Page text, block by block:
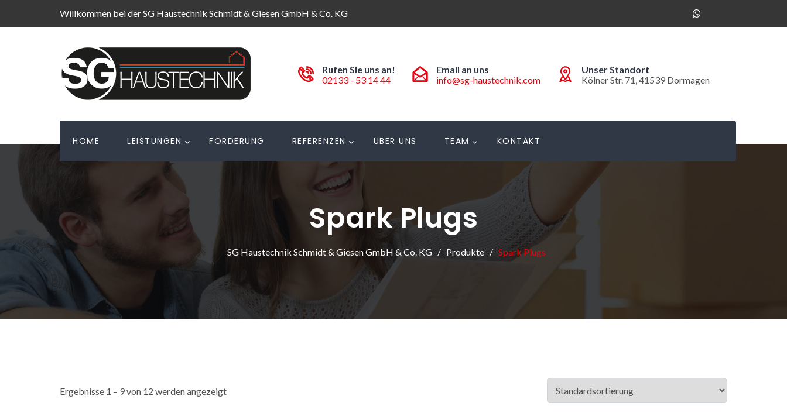
Willkommen bei der SG Haustechnik Schmidt & Giesen GmbH & Co. KG
Rufen Sie uns an!
02133 - 53 14 44
Email an uns
info@sg-haustechnik.com
Unser Standort
Kölner Str. 71, 41539 Dormagen
HOME LEISTUNGEN FÖRDERUNG REFERENZEN ÜBER UNS TEAM KONTAKT
Spark Plugs
SG Haustechnik Schmidt & Giesen GmbH & Co. KG Produkte Spark Plugs
Ergebnisse 1 – 9 von 12 werden angezeigt